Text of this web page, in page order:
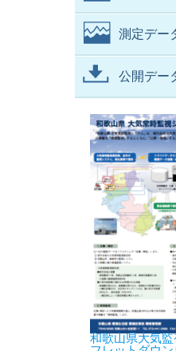
測定デー
公開デー
和歌山県大気